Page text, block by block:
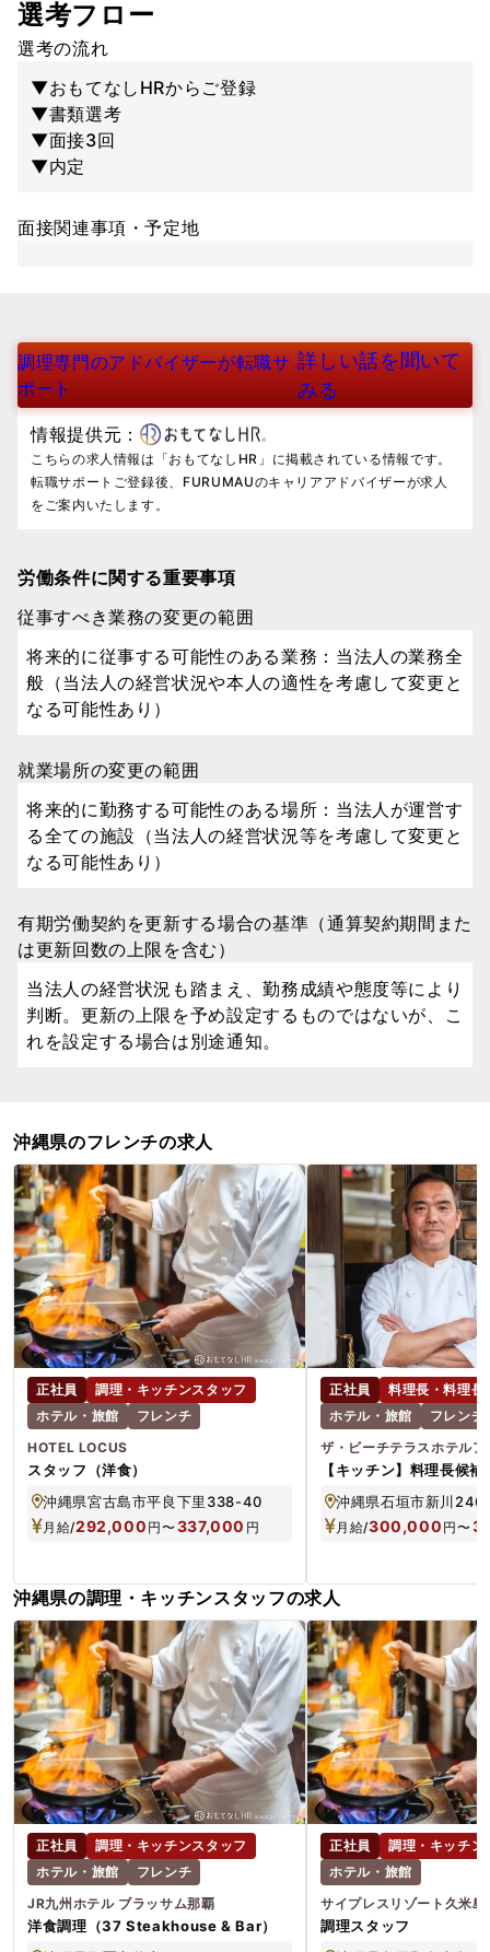
選考フロー
選考の流れ
▼おもてなしHRからご登録
▼書類選考
▼面接3回
▼内定
面接関連事項・予定地
調理専門のアドバイザーが転職サ
ポート
詳しい話を聞いて
みる
情報提供元：
こちらの求人情報は「おもてなしHR」に掲載されている情報です。
転職サポートご登録後、FURUMAUのキャリアアドバイザーが求人
をご案内いたします。
労働条件に関する重要事項
従事すべき業務の変更の範囲
将来的に従事する可能性のある業務：当法人の業務全
般（当法人の経営状況や本人の適性を考慮して変更と
なる可能性あり）
就業場所の変更の範囲
将来的に勤務する可能性のある場所：当法人が運営す
る全ての施設（当法人の経営状況等を考慮して変更と
なる可能性あり）
有期労働契約を更新する場合の基準（通算契約期間また
は更新回数の上限を含む）
当法人の経営状況も踏まえ、勤務成績や態度等により
判断。更新の上限を予め設定するものではないが、こ
れを設定する場合は別途通知。
沖縄県のフレンチの求人
正社員
調理・キッチンスタッフ
ホテル・旅館
フレンチ
HOTEL LOCUS
スタッフ（洋食）
沖縄県宮古島市平良下里338-40
月給/292,000 円〜337,000 円
正社員
料理長・料理長
ホテル・旅館
フレンチ
ザ・ビーチテラスホテルア
【キッチン】料理長候補
沖縄県石垣市新川
月給/300,000 円〜
沖縄県の調理・キッチンスタッフの求人
正社員
調理・キッチンスタッフ
ホテル・旅館
フレンチ
JR九州ホテル ブラッサム那覇
洋食調理（37 Steakhouse & Bar）
正社員
調理・キッチン
ホテル・旅館
サイプレスリゾート久米島
調理スタッフ